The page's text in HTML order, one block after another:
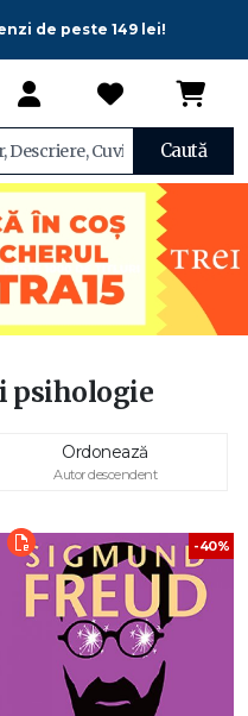
de peste 149 lei!
Caută
psihologie
Ordonează
Autor descendent
-40%